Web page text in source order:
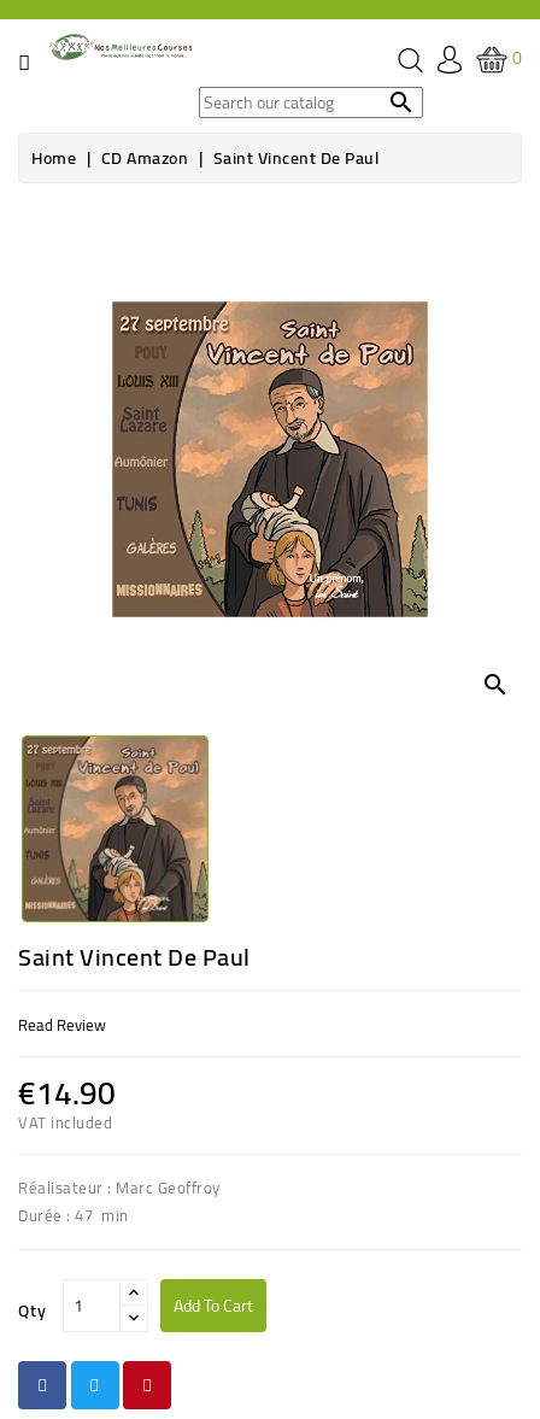
CATEGORY
0

Home CD Amazon Saint Vincent De Paul
search
Saint Vincent De Paul
Read Review
€14.90
VAT included
Réalisateur : Marc Geoffroy
Durée : 47 min
Qty Add To Cart